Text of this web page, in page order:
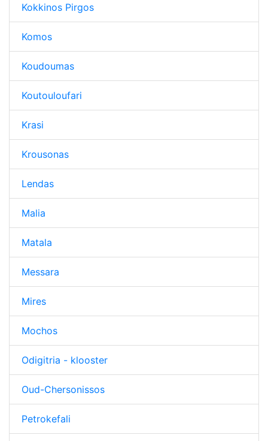
Kokkinos Pirgos
Komos
Koudoumas
Koutouloufari
Krasi
Krousonas
Lendas
Malia
Matala
Messara
Mires
Mochos
Odigitria - klooster
Oud-Chersonissos
Petrokefali